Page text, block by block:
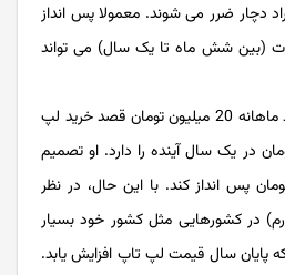
دچار ضرر می شوند. معمولا پس انداز
(بین شش ماه تا یک سال) می تواند
به عنوان مثال، فردی با درآمد ماهانه 20 میلیون تومان قصد خرید لپ
50 میلیون تومان در یک سال آینده را دارد. او تصمیم
5 میلیون تومان پس انداز کند. با این حال، در نظر
در کشورهایی مثل کشور خود بسیار
پایان سال قیمت لپ تاپ افزایش یابد.